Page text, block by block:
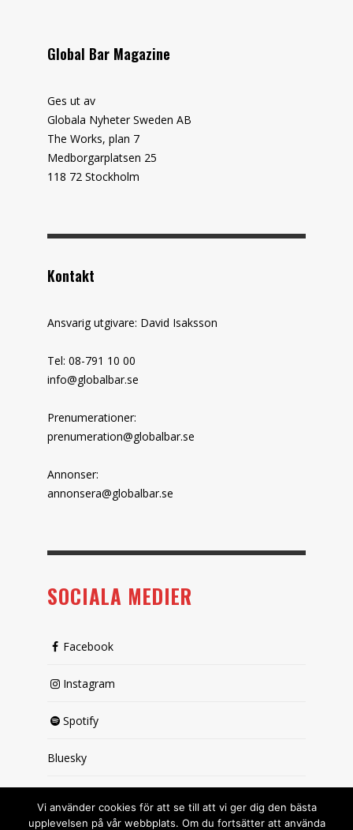
Global Bar Magazine
Ges ut av
Globala Nyheter Sweden AB
The Works, plan 7
Medborgarplatsen 25
118 72 Stockholm
Kontakt
Ansvarig utgivare: David Isaksson
Tel: 08-791 10 00
info@globalbar.se
Prenumerationer:
prenumeration@globalbar.se
Annonser:
annonsera@globalbar.se
SOCIALA MEDIER
Facebook
Instagram
Spotify
Bluesky
Vi använder cookies för att se till att vi ger dig den bästa
upplevelsen på vår webbplats. Om du fortsätter att använda